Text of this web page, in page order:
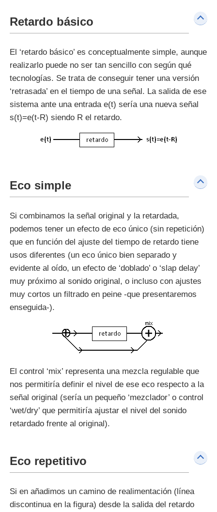
Retardo básico
El ‘retardo básico’ es conceptualmente simple, aunque
realizarlo puede no ser tan sencillo con según qué
tecnologías. Se trata de conseguir tener una versión
‘retrasada’ en el tiempo de una señal. La salida de ese
sistema ante una entrada e(t) sería una nueva señal
s(t)=e(t-R) siendo R el retardo.
Eco simple
Si combinamos la señal original y la retardada,
podemos tener un efecto de eco único (sin repetición)
que en función del ajuste del tiempo de retardo tiene
usos diferentes (un eco único bien separado y
evidente al oído, un efecto de ‘doblado’ o ‘slap delay’
muy próximo al sonido original, o incluso con ajustes
muy cortos un filtrado en peine -que presentaremos
enseguida-).
El control ‘mix’ representa una mezcla regulable que
nos permitiría definir el nivel de ese eco respecto a la
señal original (sería un pequeño ‘mezclador’ o control
‘wet/dry’ que permitiría ajustar el nivel del sonido
retardado frente al original).
Eco repetitivo
Si en añadimos un camino de realimentación (línea
discontinua en la figura) desde la salida del retardo